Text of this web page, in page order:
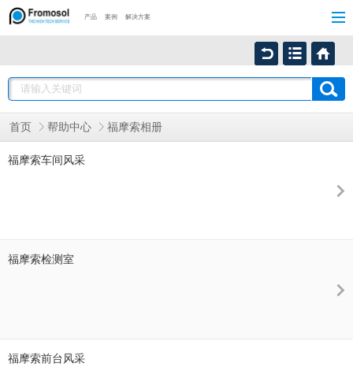
产品 案例 解决方案
首页 帮助中心 福摩索相册
福摩索车间风采
福摩索检测室
福摩索前台风采